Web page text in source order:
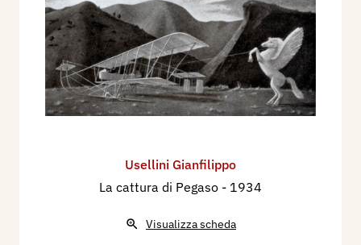
Usellini Gianfilippo
La cattura di Pegaso - 1934
Visualizza scheda